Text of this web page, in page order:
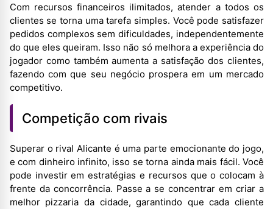
Com recursos financeiros ilimitados, atender a todos os
clientes se torna uma tarefa simples. Você pode satisfazer
pedidos complexos sem dificuldades, independentemente
do que eles queiram. Isso não só melhora a experiência do
jogador como também aumenta a satisfação dos clientes,
fazendo com que seu negócio prospera em um mercado
competitivo.
Competição com rivais
Superar o rival Alicante é uma parte emocionante do jogo,
e com dinheiro infinito, isso se torna ainda mais fácil. Você
pode investir em estratégias e recursos que o colocam à
frente da concorrência. Passe a se concentrar em criar a
melhor pizzaria da cidade, garantindo que cada cliente